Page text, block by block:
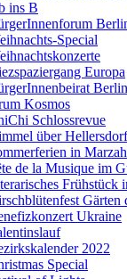
ins B
Special
Europa
Kosmos
Schlossrevue
über Hellersdorf
in
de la Musique im
Frühstück
Gärten
Ukraine
2022
Special